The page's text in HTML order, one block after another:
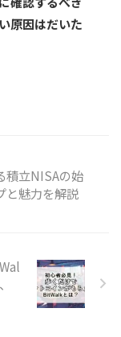
原因はだいた
積立NISAの始
と魅力を解説